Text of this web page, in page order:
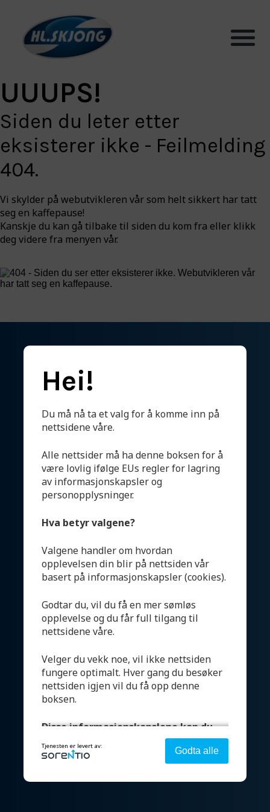
Systemer
Bærekraft
Aktuelt
Om oss
Engineering for a
cleaner world
UUUPS!
Siden du leter etter
eksisterer ikke - Feilmelding
404.
Vi skylder på webutvikleren vår som helt sikkert har tatt
seg en kaffepause!
Kanskje du kan gå tilbake til siden du kom fra eller klikk
deg videre fra menyen vår.
Systemer
Testhall og lab
Om oss
Kontakt
Salgsbetingelser
Åpenhetsloven
Hei!
Du må nå ta et valg for å komme inn på
nettsidene våre.
Alle nettsider må ha denne boksen for å
være lovlig ifølge EUs regler for lagring
av informasjonskapsler og
personopplysninger.
Hva betyr valgene?
Valgene handler om hvordan
opplevelsen din blir på nettsiden vår
basert på informasjonskapsler (cookies).
Godtar du, vil du få en mer sømløs
opplevelse og du får full tilgang til
nettsidene våre.
Velger du vekk noe, vil ikke nettsiden
fungere optimalt. Hver gang du besøker
nettsiden igjen vil du få opp denne
boksen.
Disse informasjonskapslene kan du
Strengt nødvendig - denne er alltid på
Tjenesten er levert av: Godta alle